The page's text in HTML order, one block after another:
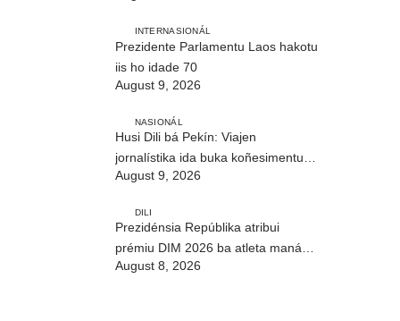
INTERNASIONÁL
Prezidente Parlamentu Laos hakotu
iis ho idade 70
August 9, 2026
NASIONÁL
Husi Dili bá Pekín: Viajen
jornalístika ida buka koñesimentu
foun (Parte I)
August 9, 2026
DILI
Prezidénsia Repúblika atribui
prémiu DIM 2026 ba atleta manán-
na’in sira
August 8, 2026